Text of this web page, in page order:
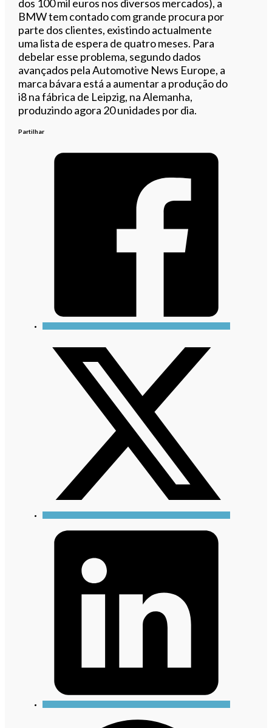
dos 100 mil euros nos diversos mercados), a
BMW tem contado com grande procura por
parte dos clientes, existindo actualmente
uma lista de espera de quatro meses. Para
debelar esse problema, segundo dados
avançados pela Automotive News Europe, a
marca bávara está a aumentar a produção do
i8 na fábrica de Leipzig, na Alemanha,
produzindo agora 20 unidades por dia.
Partilhar